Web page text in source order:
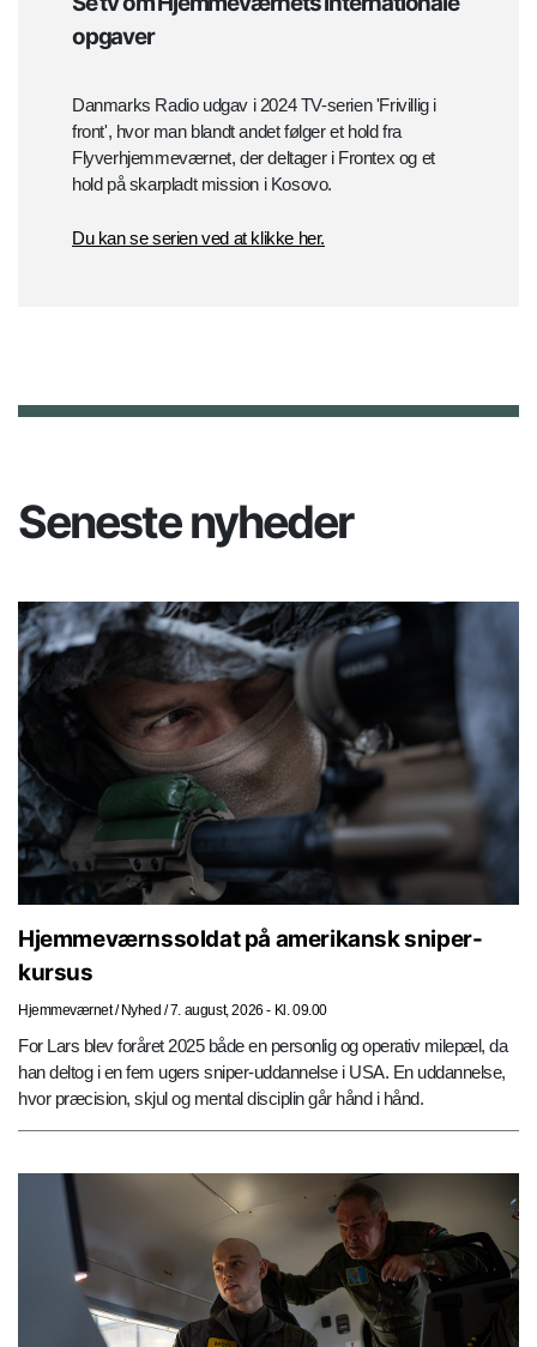
opgaver
Danmarks Radio udgav i 2024 TV-serien 'Frivillig i
front', hvor man blandt andet følger et hold fra
Flyverhjemmeværnet, der deltager i Frontex og et
hold på skarpladt mission i Kosovo.
Du kan se serien ved at klikke her.
Seneste nyheder
Hjemmeværnssoldat på amerikansk sniper-
kursus
Hjemmeværnet / Nyhed /7. august, 2026 - Kl. 09.00
For Lars blev foråret 2025 både en personlig og operativ milepæl, da
han deltog i en fem ugers sniper-uddannelse i USA. En uddannelse,
hvor præcision, skjul og mental disciplin går hånd i hånd.